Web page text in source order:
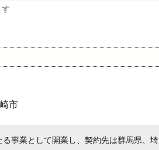
市
事業として開業し、契約先は群馬県、埼